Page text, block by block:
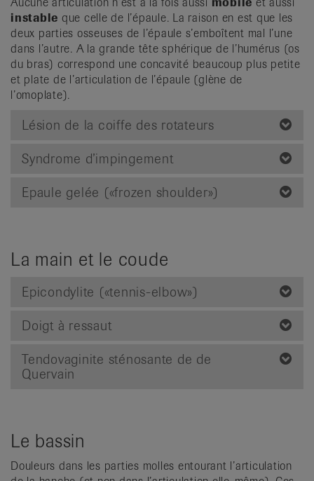
instable que celle de l’épaule. La raison en est que les
deux parties osseuses de l’épaule s’emboîtent mal l’une
dans l’autre. A la grande tête sphérique de l’humérus (os
du bras) correspond une concavité beaucoup plus petite
et plate de l’articulation de l’épaule (glène de
l’omoplate).
Lésion de la coiffe des rotateurs
Syndrome d’impingement
Epaule gelée («frozen shoulder»)
La main et le coude
Epicondylite («tennis-elbow»)
Doigt à ressaut
Tendovaginite sténosante de de
Quervain
Le bassin
Douleurs dans les parties molles entourant l’articulation